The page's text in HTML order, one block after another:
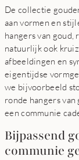
De collectie
aan vormen en
hangers van
natuurlijk ook
afbeeldingen en
eigentijdse
we bijvoorbeeld
ronde hangers
een communie
Bijpassend
communie